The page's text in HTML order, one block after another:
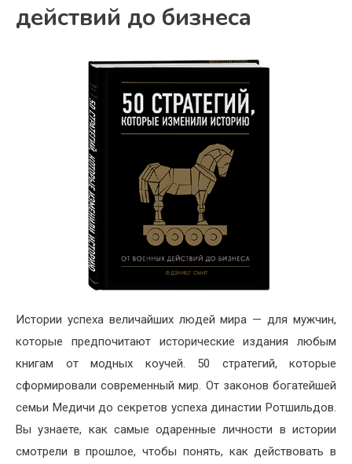
действий до бизнеса
Истории успеха величайших людей мира — для мужчин,
которые предпочитают исторические издания любым
книгам от модных коучей. 50 стратегий, которые
сформировали современный мир. От законов богатейшей
семьи Медичи до секретов успеха династии Ротшильдов.
Вы узнаете, как самые одаренные личности в истории
смотрели в прошлое, чтобы понять, как действовать в